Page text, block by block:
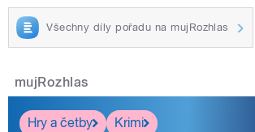
Všechny díly pořadu na mujRozhlas
mujRozhlas
Hry a četby
Krimi